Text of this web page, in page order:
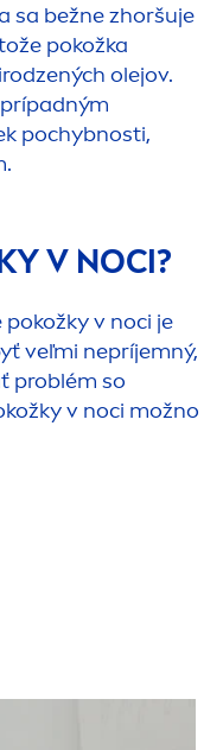
sa bežne zhoršuje
pokožka
olejov.
pochybnosti,
V NOCI?
v noci je
veľmi nepríjemný,
problém so
v noci možno